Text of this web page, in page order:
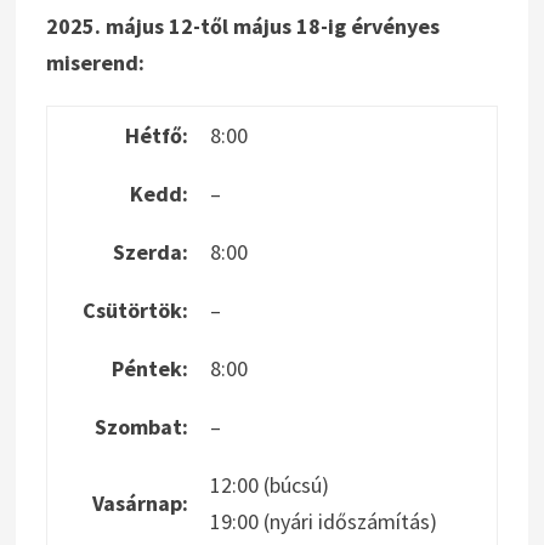
2025. május 12-től május 18-ig érvényes
miserend:
Hétfő: 8:00
Kedd: –
Szerda: 8:00
Csütörtök: –
Péntek: 8:00
Szombat: –
Vasárnap:
12:00 (búcsú)
19:00 (nyári időszámítás)